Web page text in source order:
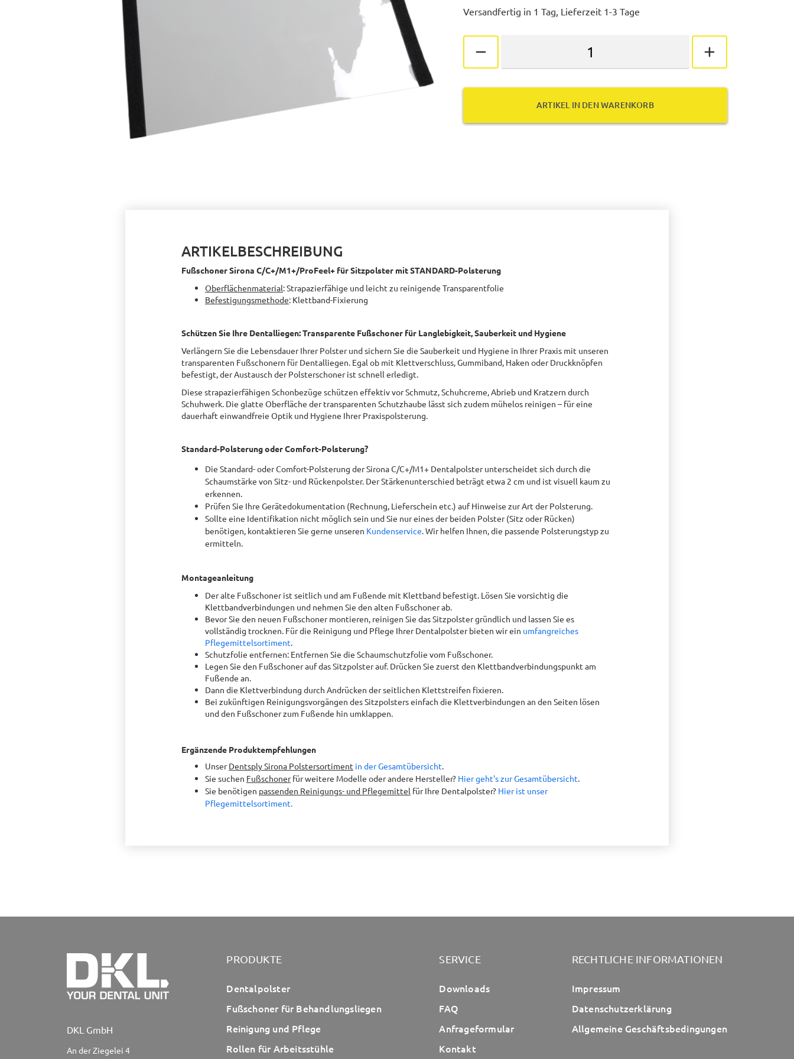
Dentsply Sirona
Polster
Sirona
Versandfertig in 1 Tag, Lieferzeit 1-3 Tage
ARTIKEL IN DEN WARENKORB
ARTIKELBESCHREIBUNG
Fußschoner Sirona C/C+/M1+/ProFeel+ für Sitzpolster mit STANDARD-Polsterung
Oberflächenmaterial: Strapazierfähige und leicht zu reinigende Transparentfolie
Befestigungsmethode: Klettband-Fixierung
Schützen Sie Ihre Dentalliegen: Transparente Fußschoner für Langlebigkeit, Sauberkeit und Hygiene
Verlängern Sie die Lebensdauer Ihrer Polster und sichern Sie die Sauberkeit und Hygiene in Ihrer Praxis mit unseren
transparenten Fußschonern für Dentalliegen. Egal ob mit Klettverschluss, Gummiband, Haken oder Druckknöpfen
befestigt, der Austausch der Polsterschoner ist schnell erledigt.
Diese strapazierfähigen Schonbezüge schützen effektiv vor Schmutz, Schuhcreme, Abrieb und Kratzern durch
Schuhwerk. Die glatte Oberfläche der transparenten Schutzhaube lässt sich zudem mühelos reinigen – für eine
dauerhaft einwandfreie Optik und Hygiene Ihrer Praxispolsterung.
Standard-Polsterung oder Comfort-Polsterung?
Die Standard- oder Comfort-Polsterung der Sirona C/C+/M1+ Dentalpolster unterscheidet sich durch die
Schaumstärke von Sitz- und Rückenpolster. Der Stärkenunterschied beträgt etwa 2 cm und ist visuell kaum zu
erkennen.
Prüfen Sie Ihre Gerätedokumentation (Rechnung, Lieferschein etc.) auf Hinweise zur Art der Polsterung.
Sollte eine Identifikation nicht möglich sein und Sie nur eines der beiden Polster (Sitz oder Rücken)
benötigen, kontaktieren Sie gerne unseren Kundenservice. Wir helfen Ihnen, die passende Polsterungstyp zu
ermitteln.
Montageanleitung
Der alte Fußschoner ist seitlich und am Fußende mit Klettband befestigt. Lösen Sie vorsichtig die
Klettbandverbindungen und nehmen Sie den alten Fußschoner ab.
Bevor Sie den neuen Fußschoner montieren, reinigen Sie das Sitzpolster gründlich und lassen Sie es
vollständig trocknen. Für die Reinigung und Pflege Ihrer Dentalpolster bieten wir ein umfangreiches
Pflegemittelsortiment.
Schutzfolie entfernen: Entfernen Sie die Schaumschutzfolie vom Fußschoner.
Legen Sie den Fußschoner auf das Sitzpolster auf. Drücken Sie zuerst den Klettbandverbindungspunkt am
Fußende an.
Dann die Klettverbindung durch Andrücken der seitlichen Klettstreifen fixieren.
Bei zukünftigen Reinigungsvorgängen des Sitzpolsters einfach die Klettverbindungen an den Seiten lösen
und den Fußschoner zum Fußende hin umklappen.
Ergänzende Produktempfehlungen
UnserDentsply Sirona Polstersortiment in der Gesamtübersicht.
Sie suchen Fußschonerfür weitere Modelle oder andere Hersteller? Hier geht's zur Gesamtübersicht.
Sie benötigen passenden Reinigungs- und Pflegemittel für Ihre Dentalpolster? Hier ist unser
Pflegemittelsortiment.
DKL GmbH
An der Ziegelei 4
PRODUKTE
Dentalpolster
Fußschoner für Behandlungsliegen
Reinigung und Pflege
Rollen für Arbeitsstühle
SERVICE
Downloads
FAQ
Anfrageformular
Kontakt
RECHTLICHE INFORMATIONEN
Impressum
Datenschutzerklärung
Allgemeine Geschäftsbedingungen